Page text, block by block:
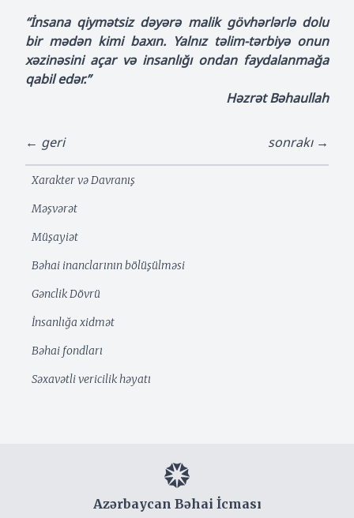
“İnsana qiymətsiz dəyərə malik gövhərlərlə dolu
bir mədən kimi baxın. Yalnız təlim-tərbiyə onun
xəzinəsini açar və insanlığı ondan faydalanmağa
qabil edər.”
Həzrət Bəhaullah
← geri sonrakı →
Xarakter və Davranış
Məşvərət
Müşayiət
Bəhai inanclarının bölüşülməsi
Gənclik Dövrü
İnsanlığa xidmət
Bəhai fondları
Səxavətli vericilik həyatı
Azərbaycan Bəhai İcması